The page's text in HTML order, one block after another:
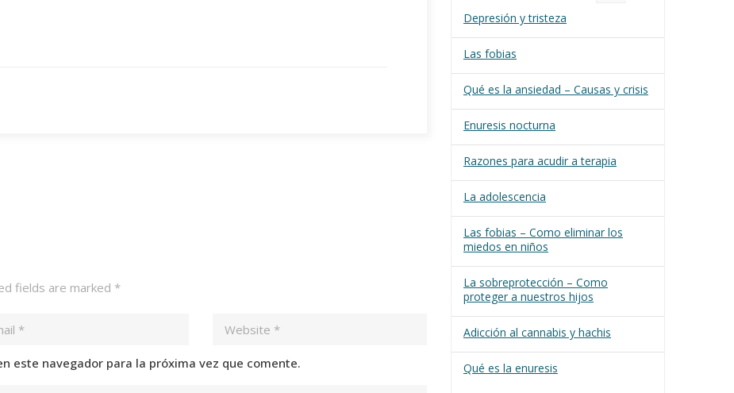
fields are marked *
este navegador para la próxima vez que comente.
Depresión y tristeza
Las fobias
Qué es la ansiedad – Causas y crisis
Enuresis nocturna
Razones para acudir a terapia
La adolescencia
Las fobias – Como eliminar los
miedos en niños
La sobreprotección – Como
proteger a nuestros hijos
Adicción al cannabis y hachis
Qué es la enuresis